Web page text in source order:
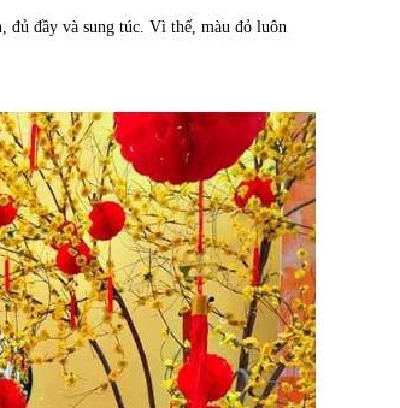
đủ đầy và sung túc. Vì thế, màu đỏ luôn